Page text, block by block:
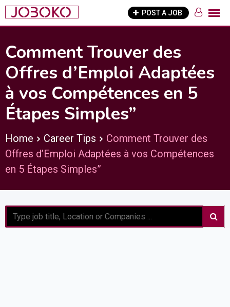
Skip
to
POST A JOB
Comment Trouver des
Offres d’Emploi Adaptées
à vos Compétences en 5
Étapes Simples”
Home Career Tips
Comment Trouver des
Offres d’Emploi Adaptées à vos Compétences
en 5 Étapes Simples”